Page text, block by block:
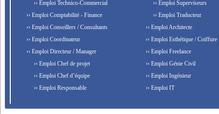
›› Emploi Technico-Commercial
›› Emploi Comptabilité - Finance
›› Emploi Conseillers / Consultants
›› Emploi Coordinateur
›› Emploi Directeur / Manager
›› Emploi Chef de projet
›› Emploi Chef d’équipe
›› Emploi Responsable
›› Emploi Superviseurs
›› Emploi Traducteur
›› Emploi Architecte
›› Emploi Esthétique / Coiffure
›› Emploi Freelance
›› Emploi Génie Civil
›› Emploi Ingénieur
›› Emploi IT